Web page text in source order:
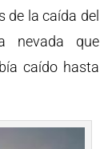
de la caída del
nevada que
caído hasta